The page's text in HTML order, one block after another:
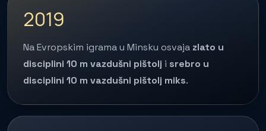
2019
Na Evropskim igrama u Minsku osvaja zlato u
disciplini 10 m vazdušni pištolj i srebro u
disciplini 10 m vazdušni pištolj miks.